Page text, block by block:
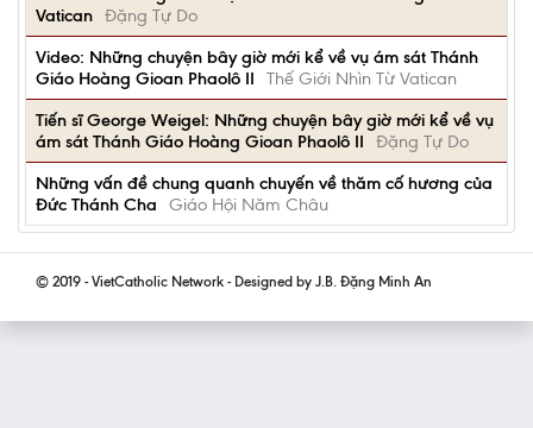
Vatican Đặng Tự Do
Video: Những chuyện bây giờ mới kể về vụ ám sát Thánh
Giáo Hoàng Gioan Phaolô II
Thế Giới Nhìn Từ Vatican
Tiến sĩ George Weigel: Những chuyện bây giờ mới kể về vụ
ám sát Thánh Giáo Hoàng Gioan Phaolô II
Đặng Tự Do
Những vấn đề chung quanh chuyến về thăm cố hương của
Đức Thánh Cha
Giáo Hội Năm Châu
© 2019 - VietCatholic Network - Designed by J.B. Đặng Minh An